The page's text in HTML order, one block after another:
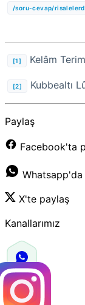
/soru-cevap/
[1] Kelâm
[2] Kubbealtı
Paylaş
Facebook'ta
X'te paylaş
Kanallarımız